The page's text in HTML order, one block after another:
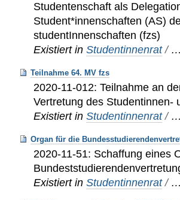
Studentenschaft als
Student*innenschaften (AS)
studentInnenschaften (fzs)
Existiert in Studentinnenrat /
Teilnahme 64. MV fzs
2020-11-012: Teilnahme an
Vertretung des Studentinnen-
Existiert in Studentinnenrat /
Organ für die
2020-11-51: Schaffung eines
Existiert in Studentinnenrat /